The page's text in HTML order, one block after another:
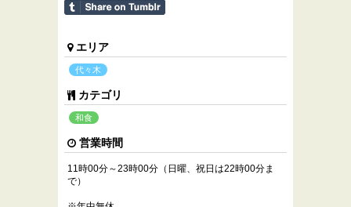
エリア
代々木
カテゴリ
和食
営業時間
11時00分～23時00分（日曜、祝日は22時00分ま
で）